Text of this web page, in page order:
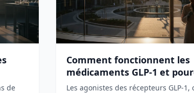
de
Comment fonctionnent les
médicaments GLP-1 et
effets dépassent les
Les agonistes des récepteurs GLP-1,